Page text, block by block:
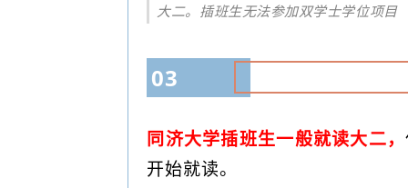
大二。插班生无法参加双学士学位项目
03
同济大学插班生一般就读大二，
开始就读。